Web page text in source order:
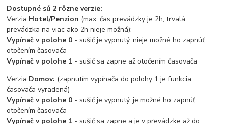
Dostupné sú 2 rôzne verzie:
Verzia Hotel/Penzion (max. čas prevádzky je 2h, trvalá
prevádzka na viac ako 2h nieje možná):
Vypínač v polohe 0 - sušič je vypnutý, nieje možné ho zapnúť
otočením časovača
Vypínač v polohe 1 - sušič sa zapne až otočením časovača
Verzia Domov: (zapnutím vypínača do polohy 1 je funkcia
časovača vyradená)
Vypínač v polohe 0 - sušič je vypnutý, je možné ho zapnúť
otočením časovača
Vypínač v polohe 1 - sušič sa zapne a je v prevádzke až do